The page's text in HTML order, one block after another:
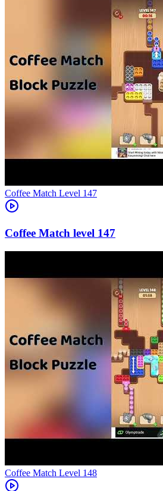
Level 147
147
Level 148